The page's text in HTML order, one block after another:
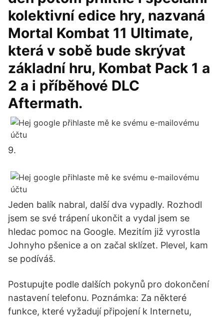
kolektivní edice hry, nazvaná
Mortal Kombat 11 Ultimate,
která v sobě bude skrývat
základní hru, Kombat Pack 1 a
2 a i příběhové DLC
Aftermath.
9.
Jeden balík nabral, další dva vypadly. Rozhodl
jsem se své trápení ukončit a vydal jsem se
hledac pomoc na Google. Mezitím již vyrostla
Johnyho pšenice a on začal sklízet. Plevel, kam
se podíváš.
Postupujte podle dalších pokynů pro dokončení
nastavení telefonu. Poznámka: Za některé
funkce, které vyžadují připojení k Internetu,